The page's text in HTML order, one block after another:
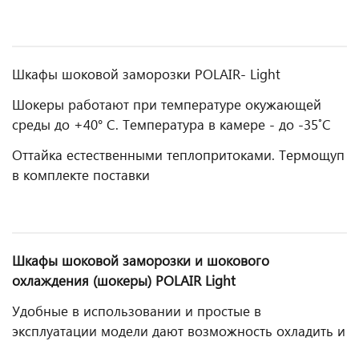
Шкафы шоковой заморозки POLAIR- Light
Шокеры работают при температуре окужающей
среды до +40° С. Температура в камере - до -35˚С
Оттайка естественными теплопритоками. Термощуп
в комплекте поставки
Шкафы шоковой заморозки и шокового
охлаждения (шокеры) POLAIR Light
Удобные в использовании и простые в
эксплуатации модели дают возможность охладить и